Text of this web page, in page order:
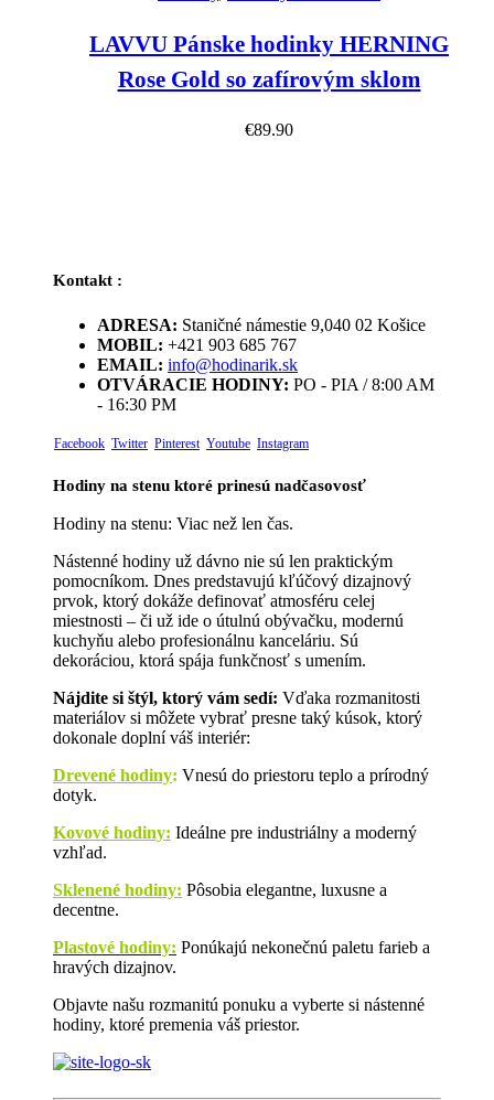
LAVVU Pánske hodinky HERNING
Rose Gold so zafírovým sklom
€89.90
Kontakt :
ADRESA: Staničné námestie 9,040 02 Košice
MOBIL: +421 903 685 767
EMAIL: info@hodinarik.sk
OTVÁRACIE HODINY: PO - PIA / 8:00 AM
- 16:30 PM
Facebook Twitter Pinterest Youtube Instagram
Hodiny na stenu ktoré prinesú nadčasovosť
Hodiny na stenu: Viac než len čas.
Nástenné hodiny už dávno nie sú len praktickým
pomocníkom. Dnes predstavujú kľúčový dizajnový
prvok, ktorý dokáže definovať atmosféru celej
miestnosti – či už ide o útulnú obývačku, modernú
kuchyňu alebo profesionálnu kanceláriu. Sú
dekoráciou, ktorá spája funkčnosť s umením.
Nájdite si štýl, ktorý vám sedí: Vďaka rozmanitosti
materiálov si môžete vybrať presne taký kúsok, ktorý
dokonale doplní váš interiér:
Drevené hodiny: Vnesú do priestoru teplo a prírodný
dotyk.
Kovové hodiny: Ideálne pre industriálny a moderný
vzhľad.
Sklenené hodiny: Pôsobia elegantne, luxusne a
decentne.
Plastové hodiny: Ponúkajú nekonečnú paletu farieb a
hravých dizajnov.
Objavte našu rozmanitú ponuku a vyberte si nástenné
hodiny, ktoré premenia váš priestor.